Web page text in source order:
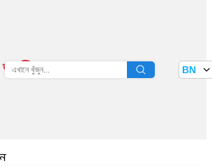
তথ্য বাতায়ন BN